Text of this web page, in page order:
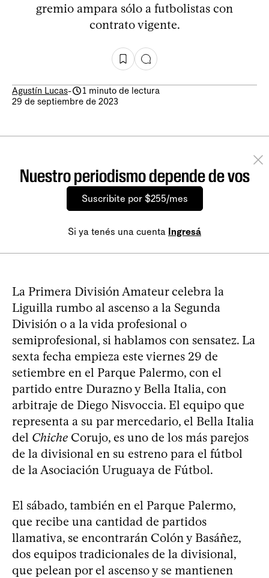
gremio ampara sólo a futbolistas con
contrato vigente.
Agustín Lucas-
1 minuto de lectura
29 de septiembre de 2023
Nuestro periodismo depende de vos
Suscribite por $255/mes
Si ya tenés una cuenta Ingresá
La Primera División Amateur celebra la
Liguilla rumbo al ascenso a la Segunda
División o a la vida profesional o
semiprofesional, si hablamos con sensatez. La
sexta fecha empieza este viernes 29 de
setiembre en el Parque Palermo, con el
partido entre Durazno y Bella Italia, con
arbitraje de Diego Nisvoccia. El equipo que
representa a su par mercedario, el Bella Italia
del Chiche Corujo, es uno de los más parejos
de la divisional en su estreno para el fútbol
de la Asociación Uruguaya de Fútbol.
El sábado, también en el Parque Palermo,
que recibe una cantidad de partidos
llamativa, se encontrarán Colón y Basáñez,
dos equipos tradicionales de la divisional,
que pelean por el ascenso y se mantienen